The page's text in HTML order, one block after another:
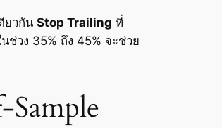
ยวกัน Stop Trailing ที่
ช่วง 35% ถึง 45% จะช่วย